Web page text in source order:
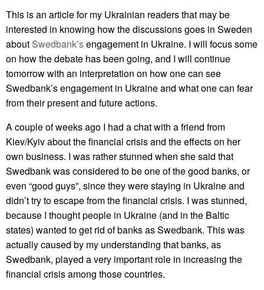
This is an article for my Ukrainian readers that may be
interested in knowing how the discussions goes in Sweden
about Swedbank’sengagement in Ukraine. I will focus some
on how the debate has been going, and I will continue
tomorrow with an interpretation on how one can see
Swedbank’s engagement in Ukraine and what one can fear
from their present and future actions.
A couple of weeks ago I had a chat with a friend from
Kiev/Kyiv about the financial crisis and the effects on her
own business. I was rather stunned when she said that
Swedbank was considered to be one of the good banks, or
even “good guys”, since they were staying in Ukraine and
didn’t try to escape from the financial crisis. I was stunned,
because I thought people in Ukraine (and in the Baltic
states) wanted to get rid of banks as Swedbank. This was
actually caused by my understanding that banks, as
Swedbank, played a very important role in increasing the
financial crisis among those countries.